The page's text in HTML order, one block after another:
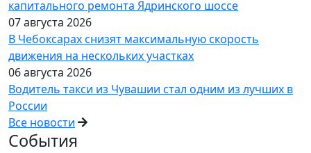
капитального ремонта Ядринского шоссе
07 августа 2026
В Чебоксарах снизят максимальную скорость
движения на нескольких участках
06 августа 2026
Водитель такси из Чувашии стал одним из лучших в
России
Все новости
События